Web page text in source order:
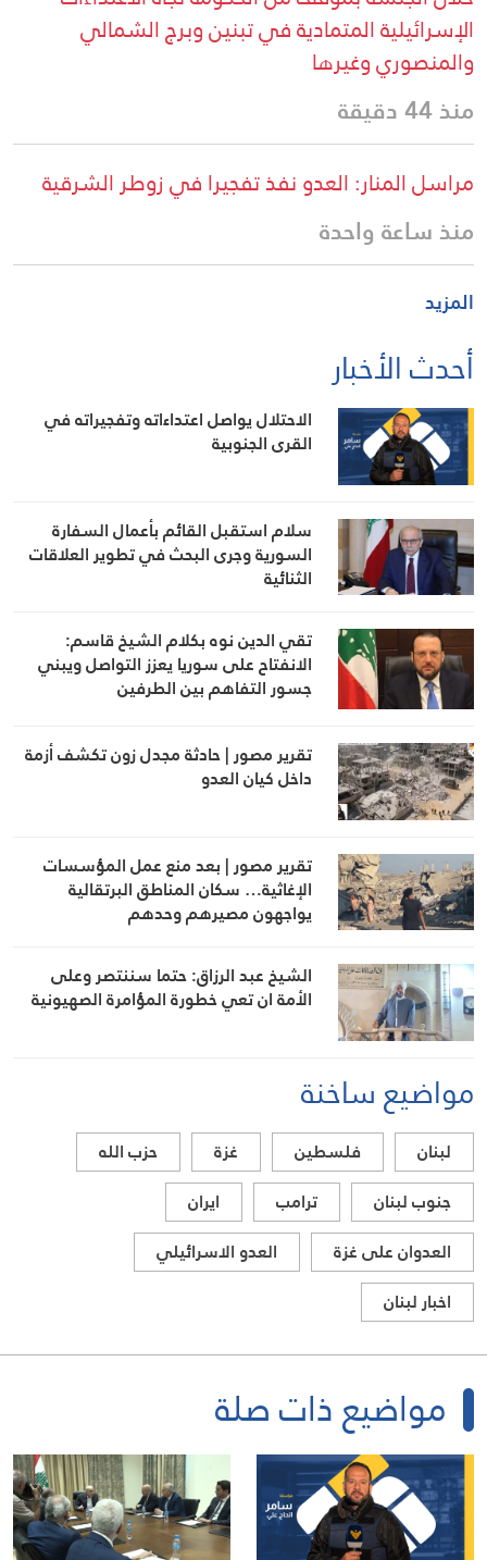
الإسرائيلية المتمادية في تبنين وبرج الشمالي
والمنصوري وغيرها
منذ 44 دقيقة
مراسل المنار: العدو نفذ تفجيرا في زوطر الشرقية
منذ ساعة واحدة
المزيد
أحدث الأخبار
الاحتلال يواصل اعتداءاته وتفجيراته في
القرى الجنوبية
سلام استقبل القائم بأعمال السفارة
السورية وجرى البحث في تطوير العلاقات
الثنائية
تقي الدين نوه بكلام الشيخ قاسم:
الانفتاح على سوريا يعزز التواصل ويبني
جسور التفاهم بين الطرفين
تقرير مصور | حادثة مجدل زون تكشف أزمة
داخل كيان العدو
تقرير مصور | بعد منع عمل المؤسسات
الإغاثية… سكان المناطق البرتقالية
يواجهون مصيرهم وحدهم
الشيخ عبد الرزاق: حتما سننتصر وعلى
الأمة ان تعي خطورة المؤامرة الصهيونية
مواضيع ساخنة
لبنان فلسطين غزة
حزب الله
جنوب لبنان
ترامب
ايران
العدوان على غزة
العدو الاسرائيلي
اخبار لبنان
مواضيع ذات صلة